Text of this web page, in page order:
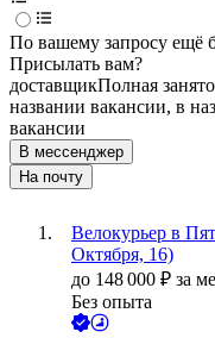
По вашему запросу ещё
Присылать вам?
доставщикПолная
названии вакансии, в
вакансии
В мессенджер
На почту
Велокурьер в
Октября, 16)
до 148 000 ₽ за
Без опыта